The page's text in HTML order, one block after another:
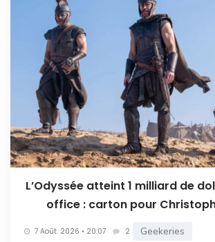
L’Odyssée atteint 1 milliard de
office : carton pour
7 Août. 2026 • 20:07 2 Geekeries